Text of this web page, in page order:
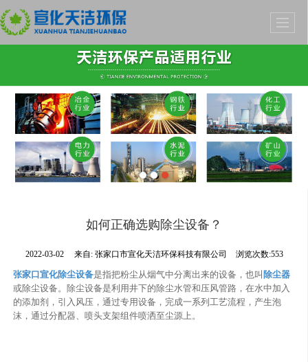
如何正确选购除尘设备？
2022-03-02 来自: 张家口市宣化天洁环保科技有限公司 浏览次数:553
张家口宣化除尘设备是指把粉尘从烟气中分离出来的设备，也叫 除尘器
或除尘设备。除尘设备是利用井下的除尘水管和压风管路，在水中加入
的添加剂，引入风压，通过专用设备，完成一系列工艺流程，产生泡
沫，通过分配器、喷头支架组件喷洒至尘源上。